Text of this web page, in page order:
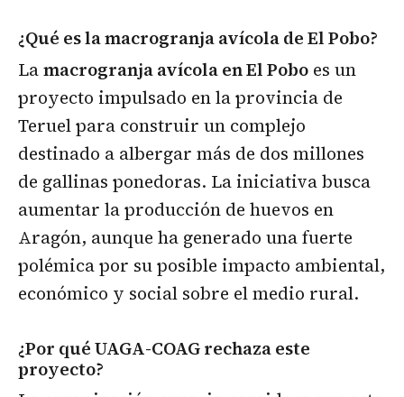
¿Qué es la macrogranja avícola de El Pobo?
Lamacrogranja avícola en El Pobo es un
proyecto impulsado en la provincia de
Teruel para construir un complejo
destinado a albergar más de dos millones
de gallinas ponedoras. La iniciativa busca
aumentar la producción de huevos en
Aragón, aunque ha generado una fuerte
polémica por su posible impacto ambiental,
económico y social sobre el medio rural.
¿Por qué UAGA-COAG rechaza este
proyecto?